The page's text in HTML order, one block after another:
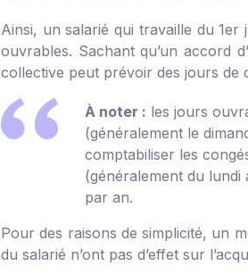
Ainsi, un salarié qui travaille du 1er
ouvrables. Sachant qu’un accord
collective peut prévoir des jours de
À noter : les jours
(généralement le
comptabiliser les
(généralement du lundi
par an.
Pour des raisons de simplicité, un
du salarié n’ont pas d’effet sur